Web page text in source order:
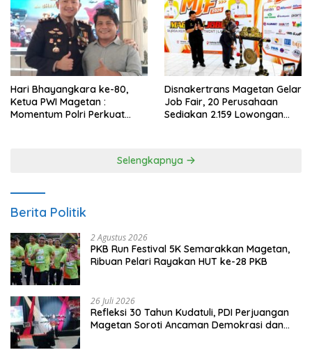
Hari Bhayangkara ke-80,
Ketua PWI Magetan :
Momentum Polri Perkuat
Disnakertrans Magetan Gelar
Job Fair, 20 Perusahaan
Sediakan 2.159 Lowongan
Selengkapnya
Berita Politik
2 Agustus 2026
PKB Run Festival 5K Semarakkan Magetan,
Ribuan Pelari Rayakan HUT ke-28 PKB
26 Juli 2026
Refleksi 30 Tahun Kudatuli, PDI Perjuangan
Magetan Soroti Ancaman Demokrasi dan